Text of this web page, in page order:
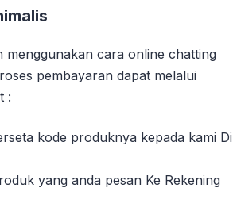
menggunakan cara online chatting
pembayaran dapat melalui
:
kode produknya kepada kami Di
yang anda pesan Ke Rekening